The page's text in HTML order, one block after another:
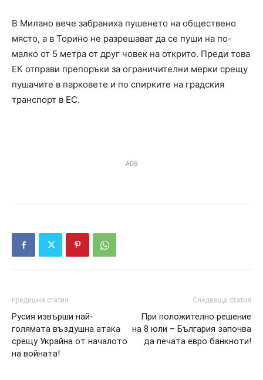
В Милано вече забраниха пушенето на обществено
място, а в Торино не разрешават да се пуши на по-
малко от 5 метра от друг човек на открито. Преди това
ЕК отправи препоръки за ограничителни мерки срещу
пушачите в парковете и по спирките на градския
транспорт в ЕС.
ADS
предишна статия
Русия извърши най-
голямата въздушна атака
срещу Украйна от началото
на войната!
Следваща статия
При положително решение
на 8 юли – България започва
да печата евро банкноти!